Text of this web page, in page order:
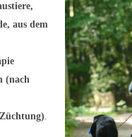
aus dem
(nach
.